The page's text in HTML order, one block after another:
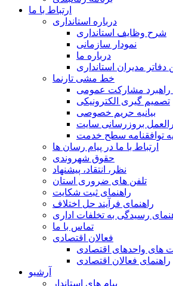
ارتباط با ما
درباره استانداری
شرح وظایف استانداری
نمودار سازمانی
درباره ما
دفاتر مدیران استانداری
خط مشی تارنما
راهبرد مشارکت عمومی
تصمیم گیری الکترونیکی
بیانیه حریم خصوصی
بروزرسانی سایت
توافقنامه سطح خدمت
ارتباط با ما در پیام رسان ها
حقوق شهروندی
نظر، انتقاد، پیشنهاد
تلفن های ضروری استان
راهنمای ثبت شکایت
راهنمای فرآیند حل اختلاف
رسیدگی به تخلفات اداری
تماس با ما
فعالان اقتصادی
های واحدهای اقتصادی
راهنمای فعالان اقتصادی
آرشیو
پیام های استاندار